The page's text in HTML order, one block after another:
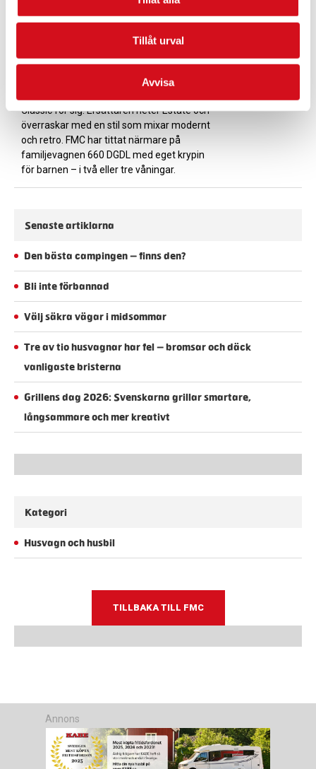
Tillåt urval
Avvisa
Senaste artiklarna
Den bästa campingen – finns den?
Bli inte förbannad
Välj säkra vägar i midsommar
Tre av tio husvagnar har fel – bromsar och däck
vanligaste bristerna
Grillens dag 2026: Svenskarna grillar smartare,
långsammare och mer kreativt
Kategori
Husvagn och husbil
TILLBAKA TILL FMC
Några år har uppåt 40 procent av alla nya
Bürstner i Sverige utgjorts av Elegance.
Farväl Classic – välkommen
Classic för sig. Ersättaren heter Estate och
överraskar med en stil som mixar modernt
och retro. FMC har tittat närmare på
familjevagnen 660 DGDL med eget krypin
för barnen – i två eller tre våningar.
Annons